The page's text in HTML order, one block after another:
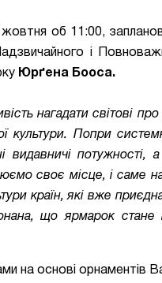
жовтня об 11:00,
і
Юрґена Бооса.
нагадати світові
культури. Попри
видавничі потужності,
своє місце, і саме
країн, які вже
що ярмарок стане
на основі орнаментів